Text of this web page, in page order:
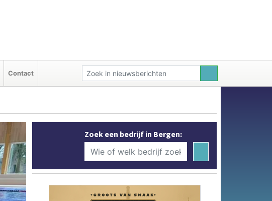
Contact
Zoek een bedrijf in Bergen: